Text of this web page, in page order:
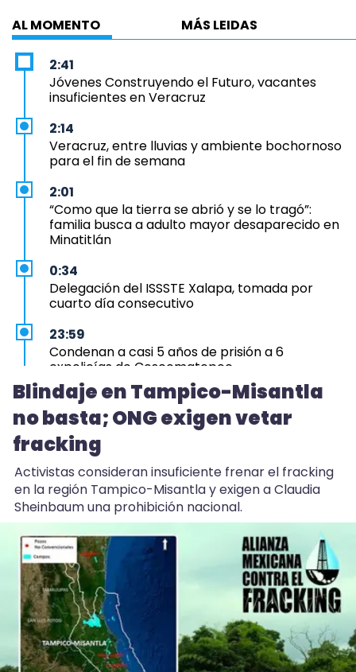
AL MOMENTO MÁS LEIDAS
2:41
Jóvenes Construyendo el Futuro, vacantes
insuficientes en Veracruz
2:14
Veracruz, entre lluvias y ambiente bochornoso
para el fin de semana
2:01
“Como que la tierra se abrió y se lo tragó”:
familia busca a adulto mayor desaparecido en
Minatitlán
0:34
Delegación del ISSSTE Xalapa, tomada por
cuarto día consecutivo
23:59
Condenan a casi 5 años de prisión a 6
expolicías de Coscomatepec
23:12
Aprueba Congreso Declaraciones de
Procedencia en contra de dos munícipes
Hicimos una propuesta para que Ingenio San
Pedro no cierre: Nahle
22:52
Huevo de EU entra a Veracruz y avicultores
acusan trato desleal
22:44
Blindaje en Tampico-Misantla no basta; ONG
exigen vetar fracking
20:53
Blindaje en Tampico-Misantla
no basta; ONG exigen vetar
fracking
Activistas consideran insuficiente frenar el fracking
en la región Tampico-Misantla y exigen a Claudia
Sheinbaum una prohibición nacional.